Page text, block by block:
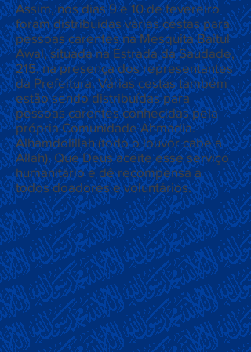
Assim, nos dias 9 e 10 de fevereiro
foram distribuídas várias cestas para
pessoas carentes na Mesquita Baitul
Awal, situada na Estrada da Saudade,
215, na presença dos representantes
da Prefeitura. Várias cestas também
estão sendo distribuídas para
pessoas carentes conhecidas pela
própria Comunidade Ahmadia.
Alhamdolillah (todo o louvor cabe a
Allah). Que Deus aceite esse serviço
humanitário e dê recompensa a
todos doadores e voluntários.